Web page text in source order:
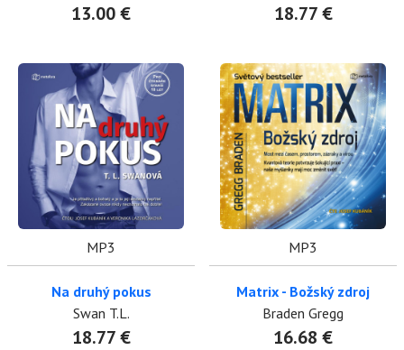
13.00 € 18.77 €
MP3
Na druhý pokus
Swan T.L.
18.77 €
MP3
Matrix - Božský zdroj
Braden Gregg
16.68 €